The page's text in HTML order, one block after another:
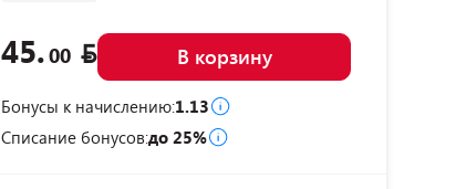
45.00 В корзину
Бонусы к начислению:1.13
Списание бонусов:до 25%